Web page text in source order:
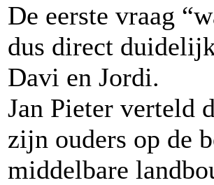
De eerste vraag
dus direct
Davi en Jordi.
Jan Pieter verteld
zijn ouders op de
middelbare